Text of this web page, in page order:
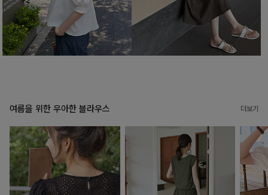
여름을 위한 우아한 블라우스 더보기